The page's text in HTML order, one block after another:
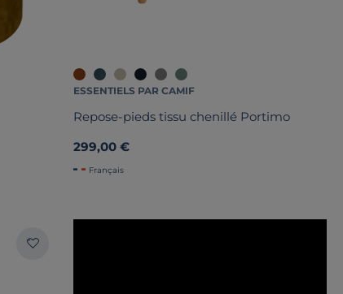
ESSENTIELS PAR CAMIF
Repose-pieds tissu chenillé Portimo
299,00 €
Français